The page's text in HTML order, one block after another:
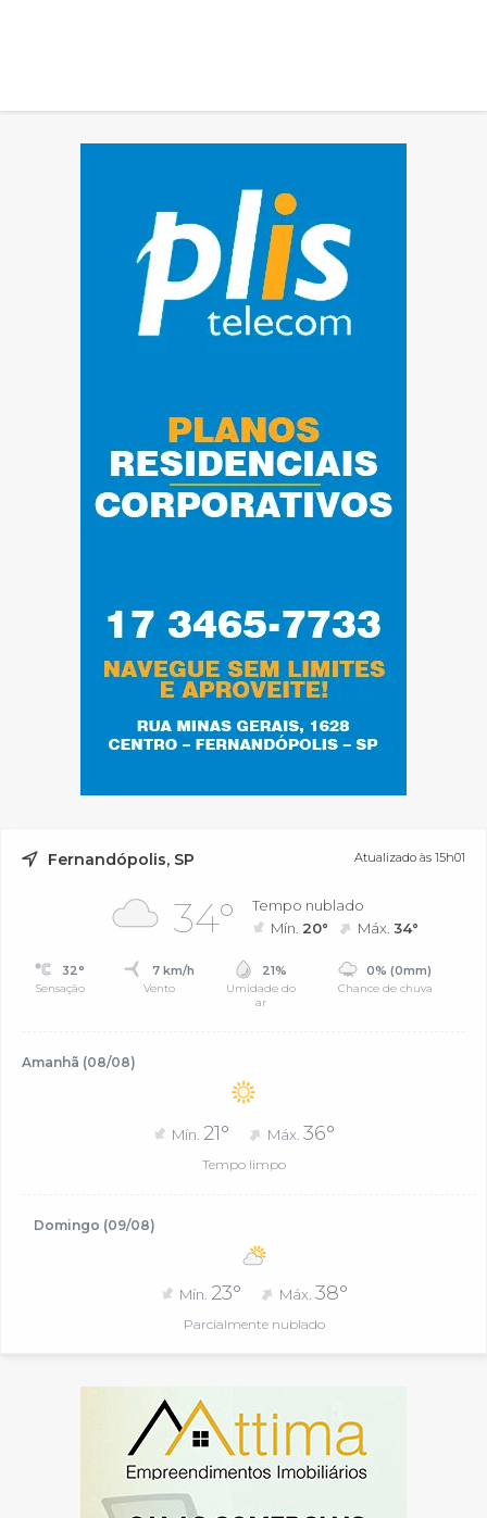
Fernandópolis, SP Atualizado às 15h01
34°
Tempo nublado
Mín. 20° Máx.34°
32°
Sensação
7 km/h
Vento
21%
Umidade do
ar
0% (0mm)
Chance de chuva
Amanhã (08/08)
Mín. 21° Máx. 36°
Tempo limpo
Domingo (09/08)
Mín. 23° Máx.38°
Parcialmente nublado